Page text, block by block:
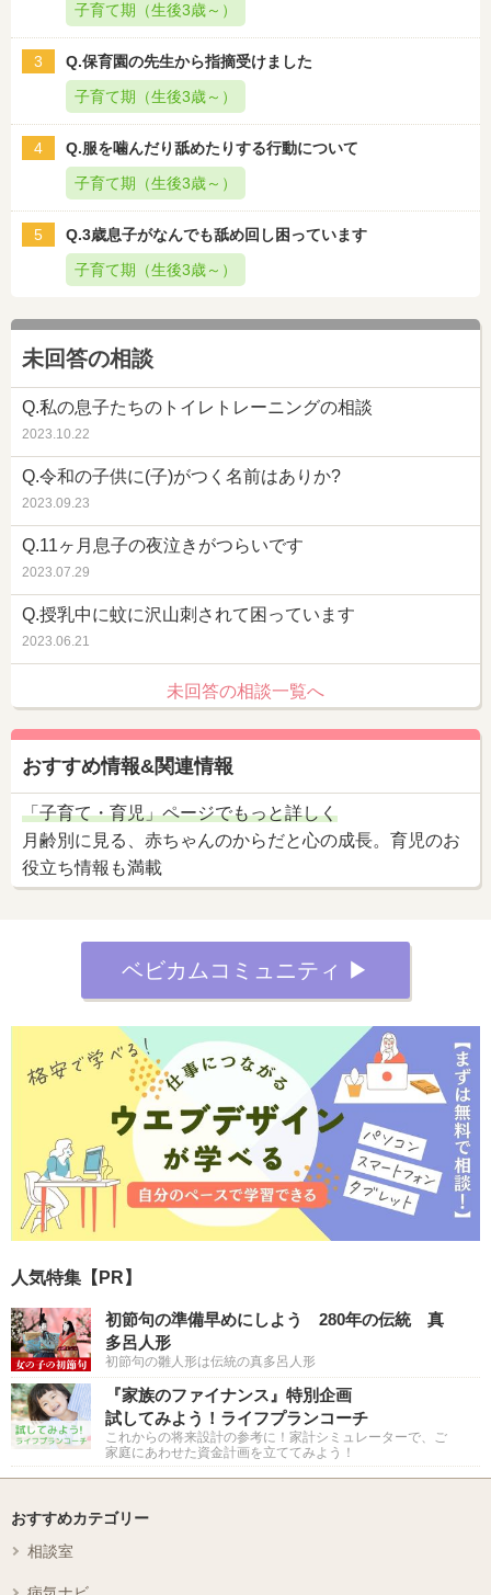
子育て期（生後3歳～）
3
Q.保育園の先生から指摘受けました
子育て期（生後3歳～）
4
Q.服を噛んだり舐めたりする行動について
子育て期（生後3歳～）
5
Q.3歳息子がなんでも舐め回し困っています
子育て期（生後3歳～）
未回答の相談
Q.私の息子たちのトイレトレーニングの相談
2023.10.22
Q.令和の子供に(子)がつく名前はありか?
2023.09.23
Q.11ヶ月息子の夜泣きがつらいです
2023.07.29
Q.授乳中に蚊に沢山刺されて困っています
2023.06.21
未回答の相談一覧へ
おすすめ情報&関連情報
「子育て・育児」ページでもっと詳しく
月齢別に見る、赤ちゃんのからだと心の成長。育児のお
役立ち情報も満載
ベビカムコミュニティ ▶︎
人気特集【PR】
初節句の準備早めにしよう 280年の伝統 真
多呂人形
初節句の雛人形は伝統の真多呂人形
『家族のファイナンス』特別企画
試してみよう！ライフプランコーチ
これからの将来設計の参考に！家計シミュレーターで、ご
家庭にあわせた資金計画を立ててみよう！
おすすめカテゴリー
相談室